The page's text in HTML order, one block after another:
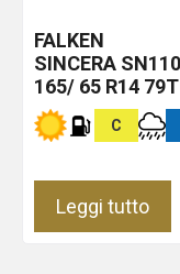
FALKEN
SINCERA SN110
165/ 65 R14 79T
C
Leggi tutto